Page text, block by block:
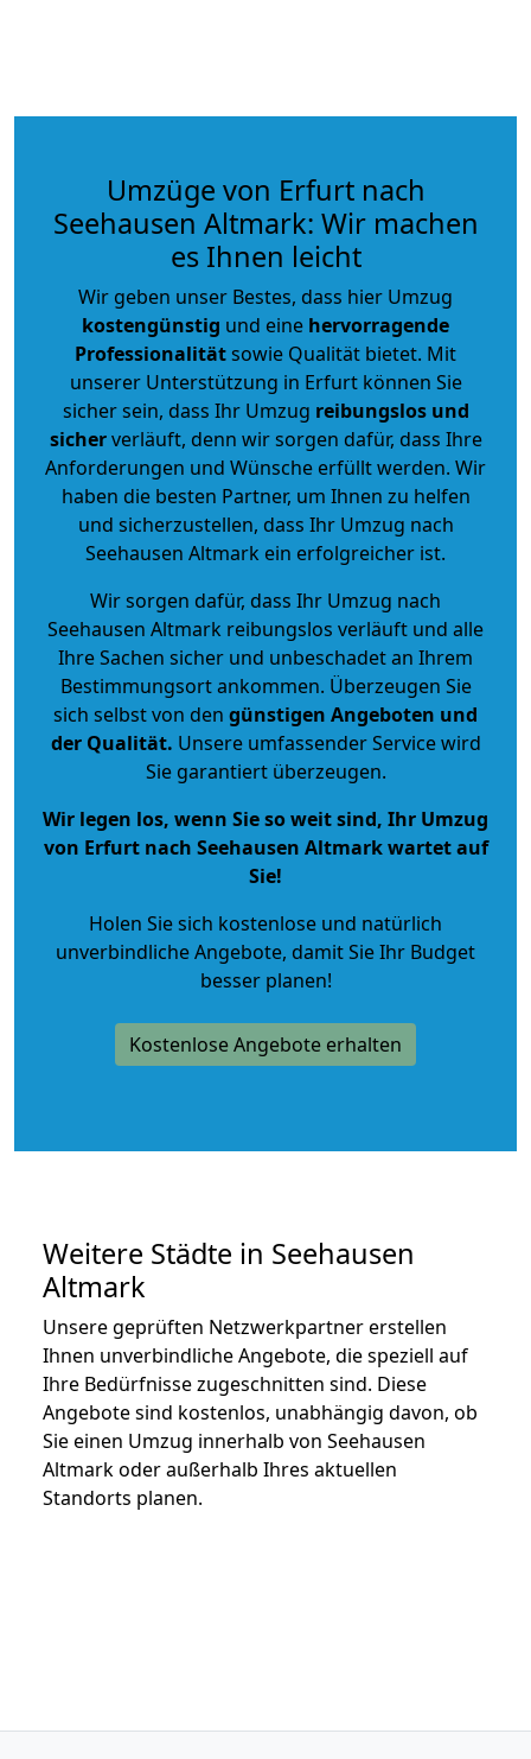
Umzüge von Erfurt nach
Seehausen Altmark: Wir machen
es Ihnen leicht
Wir geben unser Bestes, dass hier Umzug
kostengünstig und eine hervorragende
Professionalitätsowie Qualität bietet. Mit
unserer Unterstützung in Erfurt können Sie
sicher sein, dass Ihr Umzug reibungslos und
sicherverläuft, denn wir sorgen dafür, dass Ihre
Anforderungen und Wünsche erfüllt werden. Wir
haben die besten Partner, um Ihnen zu helfen
und sicherzustellen, dass Ihr Umzug nach
Seehausen Altmark ein erfolgreicher ist.
Wir sorgen dafür, dass Ihr Umzug nach
Seehausen Altmark reibungslos verläuft und alle
Ihre Sachen sicher und unbeschadet an Ihrem
Bestimmungsort ankommen. Überzeugen Sie
sich selbst von den günstigen Angeboten und
der Qualität. Unsere umfassender Service wird
Sie garantiert überzeugen.
Wir legen los, wenn Sie so weit sind, Ihr Umzug
von Erfurt nach Seehausen Altmark wartet auf
Sie!
Holen Sie sich kostenlose und natürlich
unverbindliche Angebote, damit Sie Ihr Budget
besser planen!
Kostenlose Angebote erhalten
Weitere Städte in Seehausen
Altmark
Unsere geprüften Netzwerkpartner erstellen
Ihnen unverbindliche Angebote, die speziell auf
Ihre Bedürfnisse zugeschnitten sind. Diese
Angebote sind kostenlos, unabhängig davon, ob
Sie einen Umzug innerhalb von Seehausen
Altmark oder außerhalb Ihres aktuellen
Standorts planen.